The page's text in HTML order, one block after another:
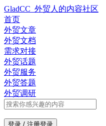
GladCC_外贸人的内容社区
首页
外贸文章
外贸文档
需求对接
外贸话题
外贸服务
外贸答题
外贸调研
登录 / 注册登录